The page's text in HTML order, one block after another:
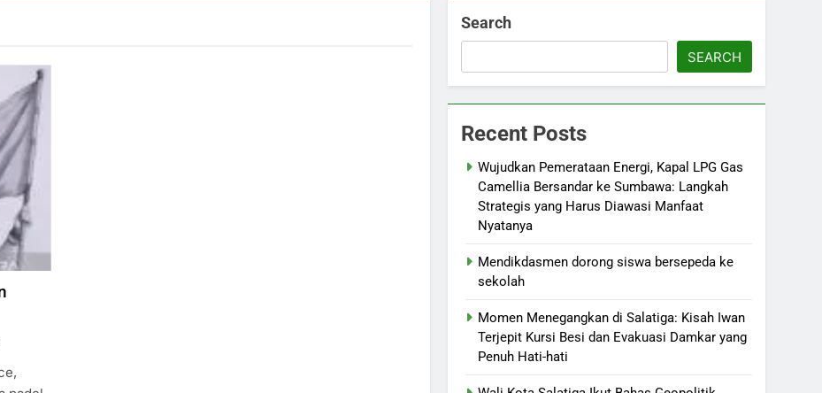
Search
SEARCH
Recent Posts
Wujudkan Pemerataan Energi, Kapal LPG Gas
Camellia Bersandar ke Sumbawa: Langkah
Strategis yang Harus Diawasi Manfaat
Nyatanya
Mendikdasmen dorong siswa bersepeda ke
sekolah
Momen Menegangkan di Salatiga: Kisah Iwan
Terjepit Kursi Besi dan Evakuasi Damkar yang
Penuh Hati-hati